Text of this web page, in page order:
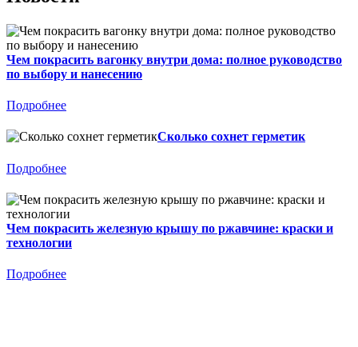
Чем покрасить вагонку внутри дома: полное руководство
по выбору и нанесению
Подробнее
Сколько сохнет герметик
Подробнее
Чем покрасить железную крышу по ржавчине: краски и
технологии
Подробнее